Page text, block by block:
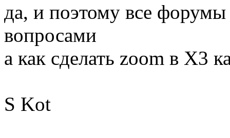
да, и поэтому все
вопросами
а как сделать zoom в X3
S Kot